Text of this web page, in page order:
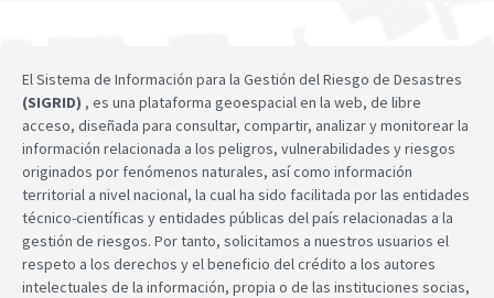
El Sistema de Información para la Gestión del Riesgo de Desastres
(SIGRID) , es una plataforma geoespacial en la web, de libre
acceso, diseñada para consultar, compartir, analizar y monitorear la
información relacionada a los peligros, vulnerabilidades y riesgos
originados por fenómenos naturales, así como información
territorial a nivel nacional, la cual ha sido facilitada por las entidades
técnico-científicas y entidades públicas del país relacionadas a la
gestión de riesgos. Por tanto, solicitamos a nuestros usuarios el
respeto a los derechos y el beneficio del crédito a los autores
intelectuales de la información, propia o de las instituciones socias,